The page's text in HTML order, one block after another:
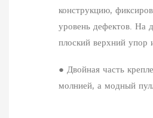
конструкцию,
уровень дефектов. На
плоский верхний упор
● Двойная часть
молнией, а модный